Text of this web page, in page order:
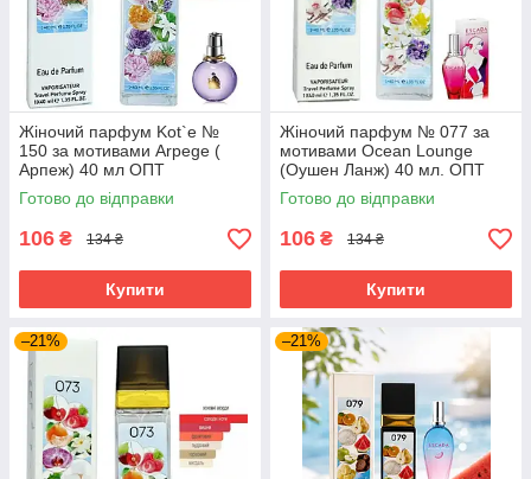
Жіночий парфум Kot`e №
150 за мотивами Arpege (
Арпеж) 40 мл ОПТ
Готово до відправки
106 ₴ 134 ₴
Купити
Жіночий парфум № 077 за
мотивами Ocean Lounge
(Оушен Ланж) 40 мл. ОПТ
Готово до відправки
106 ₴ 134 ₴
Купити
–21% –21%